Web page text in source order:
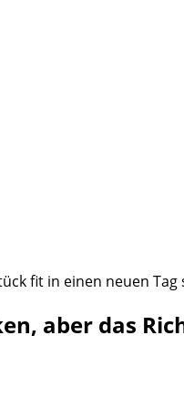
fit in einen neuen
aber das